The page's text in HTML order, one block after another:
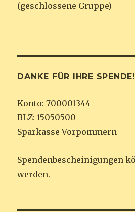
(geschlossene Gruppe)
DANKE FÜR IHRE SPENDE!
Konto: 700001344
BLZ: 15050500
Sparkasse Vorpommern
Spendenbescheinigungen
werden.